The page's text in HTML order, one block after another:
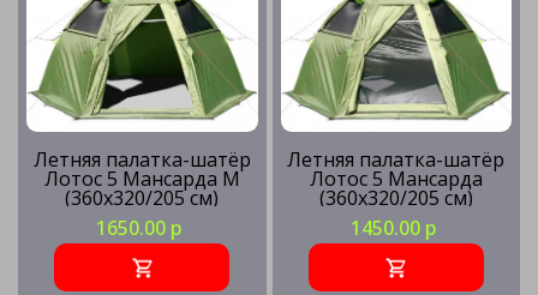
Летняя палатка-шатёр
Лотос 5 Мансарда М
(360х320/205 см)
1650.00 р
Летняя палатка-шатёр
Лотос 5 Мансарда
(360х320/205 см)
1450.00 р